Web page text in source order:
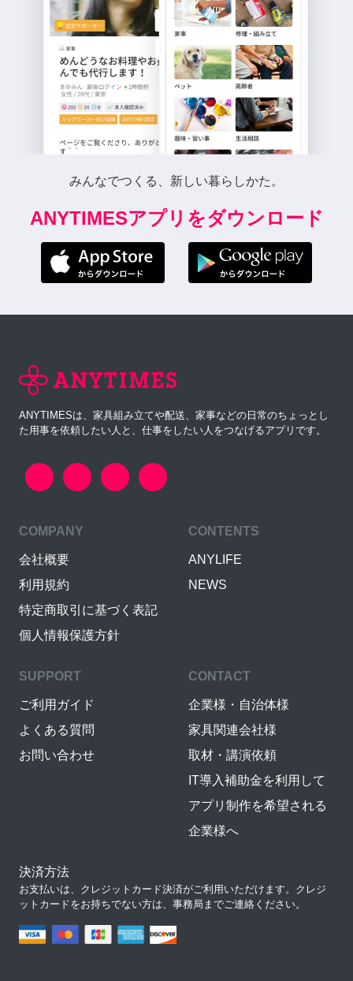
みんなでつくる、新しい暮らしかた。
ANYTIMESアプリをダウンロード
ANYTIMESは、家具組み立てや配送、家事などの日常のちょっとし
た用事を依頼したい人と、仕事をしたい人をつなげるアプリです。
COMPANY
会社概要
利用規約
特定商取引に基づく表記
個人情報保護方針
CONTENTS
ANYLIFE
NEWS
SUPPORT
ご利用ガイド
よくある質問
お問い合わせ
CONTACT
企業様・自治体様
家具関連会社様
取材・講演依頼
IT導入補助金を利用して
アプリ制作を希望される
企業様へ
決済方法
お支払いは、クレジットカード決済がご利用いただけます。クレジ
ットカードをお持ちでない方は、事務局までご連絡ください。